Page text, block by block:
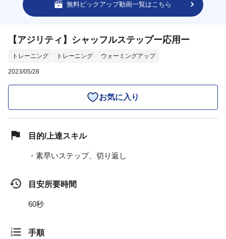
無料ピックアップ動画一覧はこちら
【アジリティ】シャッフルステップー応用ー
トレーニング トレーニング ウォーミングアップ
2023/05/28
お気に入り
目的/上達スキル
・素早いステップ、切り返し
目安所要時間
60秒
手順